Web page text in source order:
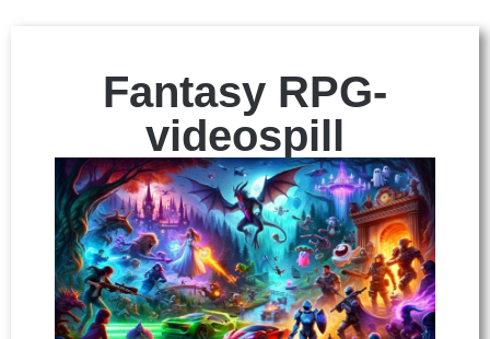
Fantasy RPG-
videospill